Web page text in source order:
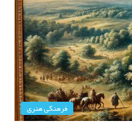
فرهنگی هنری